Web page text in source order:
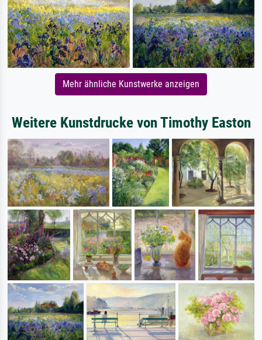
Mehr ähnliche Kunstwerke anzeigen
Weitere Kunstdrucke von Timothy Easton